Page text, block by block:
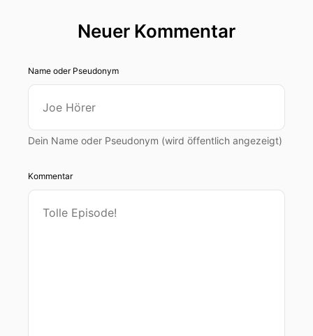
Neuer Kommentar
Name oder Pseudonym
Dein Name oder Pseudonym (wird öffentlich angezeigt)
Kommentar